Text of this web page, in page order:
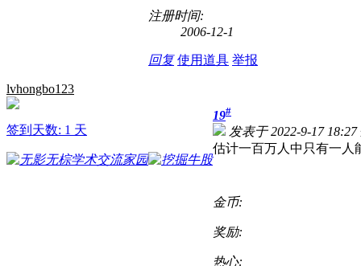
注册时间:
2006-12-1
回复 使用道具 举报
lvhongbo123
签到天数: 1 天
19#
发表于 2022-9-17 18:27
估计一百万人中只有一人
金币:
奖励:
热心: